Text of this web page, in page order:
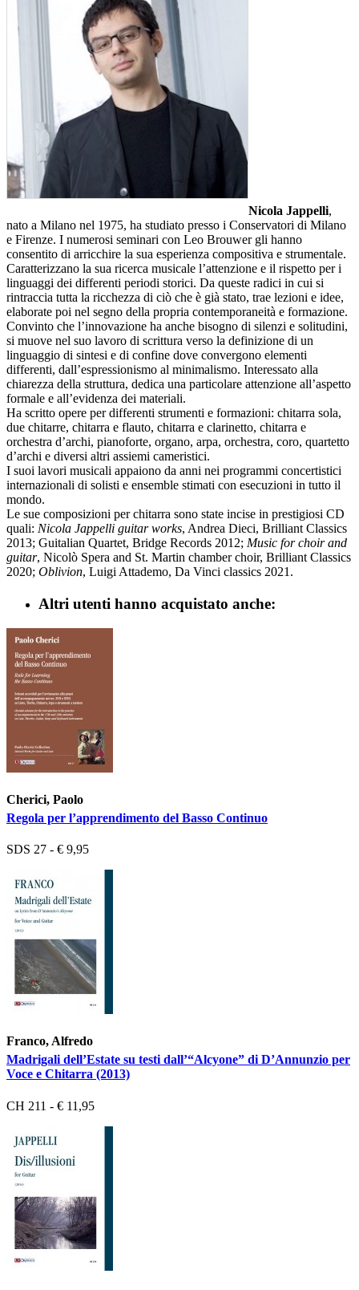
Nicola Jappelli,
nato a Milano nel 1975, ha studiato presso i Conservatori di Milano
e Firenze. I numerosi seminari con Leo Brouwer gli hanno
consentito di arricchire la sua esperienza compositiva e strumentale.
Caratterizzano la sua ricerca musicale l’attenzione e il rispetto per i
linguaggi dei differenti periodi storici. Da queste radici in cui si
rintraccia tutta la ricchezza di ciò che è già stato, trae lezioni e idee,
elaborate poi nel segno della propria contemporaneità e formazione.
Convinto che l’innovazione ha anche bisogno di silenzi e solitudini,
si muove nel suo lavoro di scrittura verso la definizione di un
linguaggio di sintesi e di confine dove convergono elementi
differenti, dall’espressionismo al minimalismo. Interessato alla
chiarezza della struttura, dedica una particolare attenzione all’aspetto
formale e all’evidenza dei materiali.
Ha scritto opere per differenti strumenti e formazioni: chitarra sola,
due chitarre, chitarra e flauto, chitarra e clarinetto, chitarra e
orchestra d’archi, pianoforte, organo, arpa, orchestra, coro, quartetto
d’archi e diversi altri assiemi cameristici.
I suoi lavori musicali appaiono da anni nei programmi concertistici
internazionali di solisti e ensemble stimati con esecuzioni in tutto il
mondo.
Le sue composizioni per chitarra sono state incise in prestigiosi CD
quali: Nicola Jappelli guitar works, Andrea Dieci, Brilliant Classics
2013; Guitalian Quartet, Bridge Records 2012; Music for choir and
guitar, Nicolò Spera and St. Martin chamber choir, Brilliant Classics
2020; Oblivion, Luigi Attademo, Da Vinci classics 2021.
Altri utenti hanno acquistato anche:
Cherici, Paolo
Regola per l’apprendimento del Basso Continuo
SDS 27 - € 9,95
Franco, Alfredo
Madrigali dell’Estate su testi dall’“Alcyone” di D’Annunzio per
Voce e Chitarra (2013)
CH 211 - € 11,95